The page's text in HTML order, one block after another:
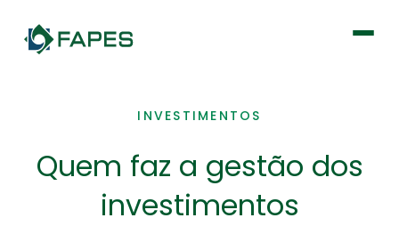
Fique por dentro
Previdência
INVESTIMENTOS
Quem faz a gestão dos
investimentos